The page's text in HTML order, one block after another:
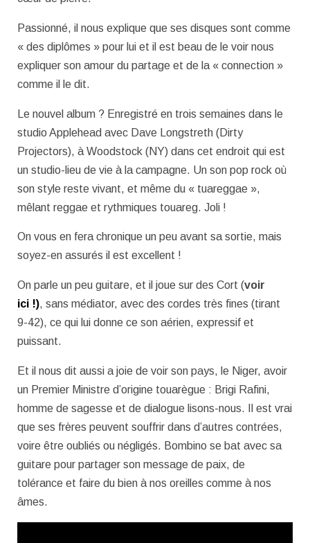
Passionné, il nous explique que ses disques sont comme
« des diplômes » pour lui et il est beau de le voir nous
expliquer son amour du partage et de la « connection »
comme il le dit.
Le nouvel album ? Enregistré en trois semaines dans le
studio Applehead avec Dave Longstreth (Dirty
Projectors), à Woodstock (NY) dans cet endroit qui est
un studio-lieu de vie à la campagne. Un son pop rock où
son style reste vivant, et même du « tuareggae »,
mêlant reggae et rythmiques touareg. Joli !
On vous en fera chronique un peu avant sa sortie, mais
soyez-en assurés il est excellent !
On parle un peu guitare, et il joue sur des Cort (voir
ici !), sans médiator, avec des cordes très fines (tirant
9-42), ce qui lui donne ce son aérien, expressif et
puissant.
Et il nous dit aussi a joie de voir son pays, le Niger, avoir
un Premier Ministre d’origine touarègue : Brigi Rafini,
homme de sagesse et de dialogue lisons-nous. Il est vrai
que ses frères peuvent souffrir dans d’autres contrées,
voire être oubliés ou négligés. Bombino se bat avec sa
guitare pour partager son message de paix, de
tolérance et faire du bien à nos oreilles comme à nos
âmes.